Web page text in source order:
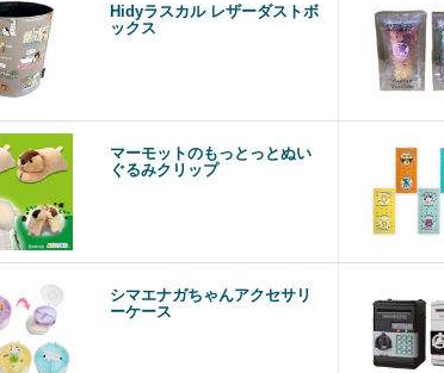
Hidyラスカル レザーダストボ
ックス
マーモットのもっとっとぬい
ぐるみクリップ
シマエナガちゃんアクセサリ
ーケース